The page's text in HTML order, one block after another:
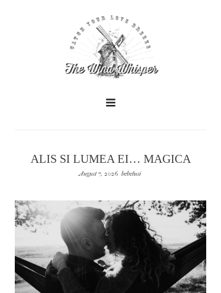
ALIS SI LUMEA EI… MAGICA
August 7, 2026 bebelusi